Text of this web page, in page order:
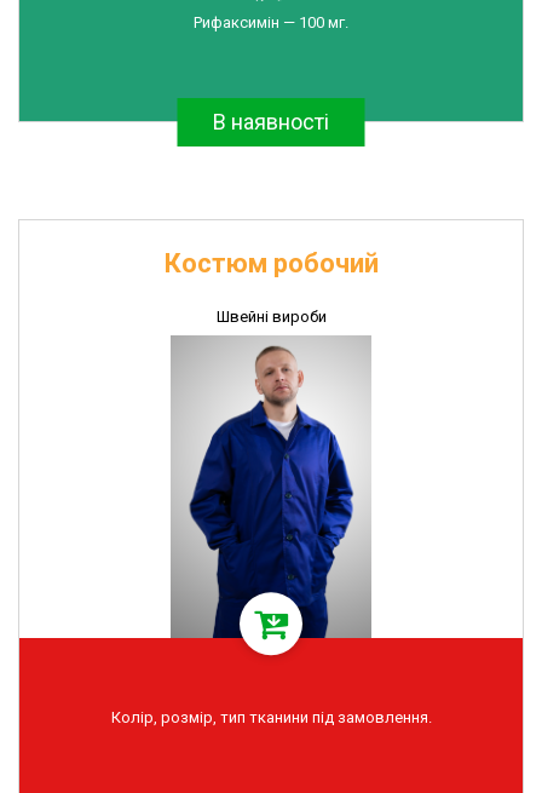
Рифаксимін — 100 мг.
В наявності
Костюм робочий
Швейні вироби
Колір, розмір, тип тканини під замовлення.